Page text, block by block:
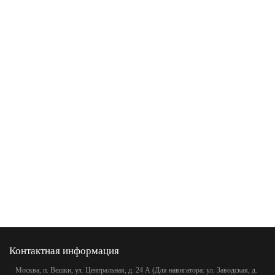
Контактная информация
Москва, п. Вешки, ул. Центральная, д. 24 А (Для навигатора: ул. Заводская, д.